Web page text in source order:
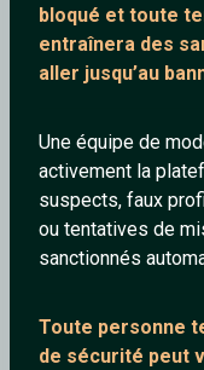
bloqué et toute
entraînera des
aller jusqu’au
Une équipe de
activement la
suspects, faux
ou tentatives de
sanctionnés
Toute personne
de sécurité peut
Mikaelsympa
70 ans